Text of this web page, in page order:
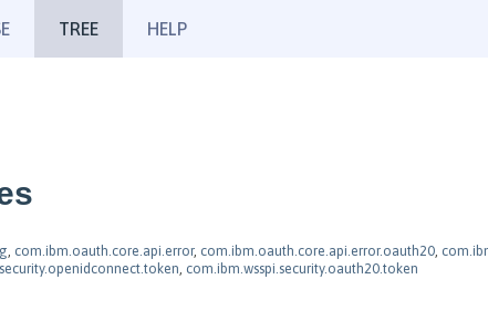
TREE HELP
, com.ibm.oauth.core.api.error, com.ibm.oauth.core.api.error.oauth20,
, com.ibm.wsspi.security.oauth20.token